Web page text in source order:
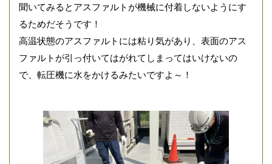
聞いてみるとアスファルトが機械に付着しないようにす
るためだそうです！
高温状態のアスファルトには粘り気があり、表面のアス
ファルトが引っ付いてはがれてしまってはいけないの
で、転圧機に水をかけるみたいですよ～！